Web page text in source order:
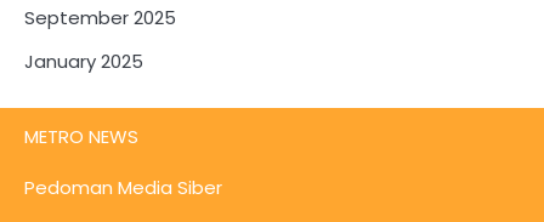
September 2025
January 2025
METRO NEWS
Pedoman Media Siber